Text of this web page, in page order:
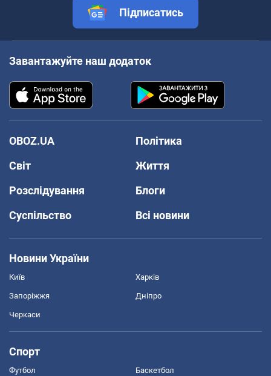
Підписатись
Завантажуйте наш додаток
OBOZ.UA
Політика
Світ
Життя
Розслідування
Блоги
Суспільство
Всі новини
Новини України
Київ Харків
Запоріжжя Дніпро
Черкаси
Спорт
Футбол Баскетбол